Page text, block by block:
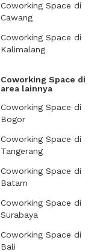
Coworking Space di
Cawang
Coworking Space di
Kalimalang
Coworking Space di
area lainnya
Coworking Space di
Bogor
Coworking Space di
Tangerang
Coworking Space di
Batam
Coworking Space di
Surabaya
Coworking Space di
Bali